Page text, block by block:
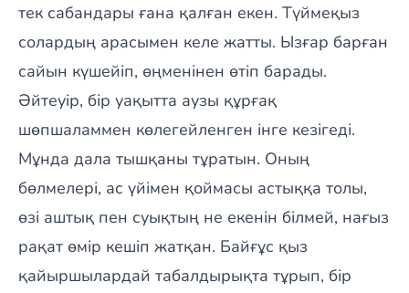
тек сабандары ғана қалған екен. Түймеқыз
солардың арасымен келе жатты. Ызғар барған
сайын күшейіп, өңменінен өтіп барады.
Әйтеуір, бір уақытта аузы құрғақ
шөпшаламмен көлегейленген інге кезігеді.
Мұнда дала тышқаны тұратын. Оның
бөлмелері, ас үйімен қоймасы астыққа толы,
өзі аштық пен суықтың не екенін білмей, нағыз
рақат өмір кешіп жатқан. Байғұс қыз
қайыршылардай табалдырықта тұрып, бір